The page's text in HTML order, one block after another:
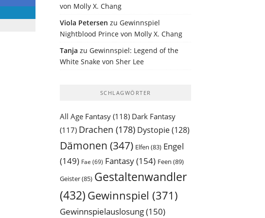
von Molly X. Chang
Viola Petersen zu Gewinnspiel
Nightblood Prince von Molly X. Chang
Tanja zu Gewinnspiel: Legend of the
White Snake von Sher Lee
SCHLAGWÖRTER
All Age Fantasy (118) Dark Fantasy
(117) Drachen (178) Dystopie(128)
Dämonen (347) Elfen (83) Engel
(149) Fae (69) Fantasy(154) Feen (89)
Geister(85) Gestaltenwandler
(432) Gewinnspiel (371)
Gewinnspielauslosung(150)